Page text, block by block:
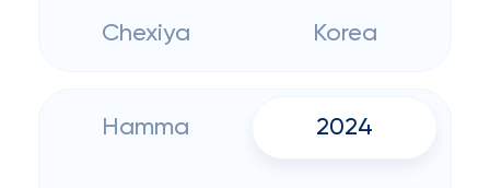
Chexiya Korea
Hamma 2024